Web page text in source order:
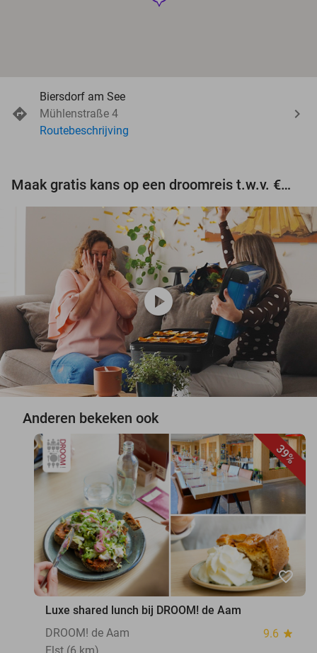
Biersdorf am See
Mühlenstraße 4
Routebeschrijving
Maak gratis kans op een droomreis t.w.v. €3.000!
play_circle
Anderen bekeken ook
39%
favorite_border
Luxe shared lunch bij DROOM! de Aam
DROOM! de Aam
9.6 star